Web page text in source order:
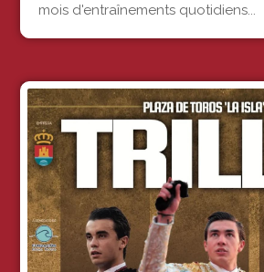
mois d'entraînements quotidiens...